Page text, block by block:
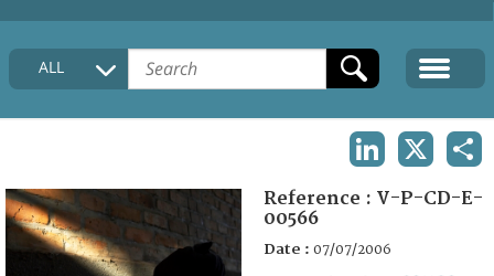
HOME
COLLECTIONS DESCRIPTION
FAQ
ALL
Reference : V-P-CD-E-
00566
Date : 07/07/2006